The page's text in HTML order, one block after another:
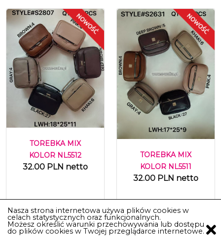
TOREBKA MIX
KOLOR NL5512
32.00 PLN netto
Do Koszyka
TOREBKA MIX
KOLOR NL5511
32.00 PLN netto
Do Koszyka
Nasza strona internetowa używa plików cookies w
celach statystycznych oraz funkcjonalnych.
Możesz określić warunki przechowywania lub dostępu
do plików cookies w Twojej przeglądarce internetowe.